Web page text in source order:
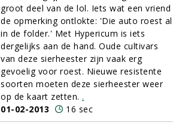
groot deel van de lol. Iets wat een vriend
de opmerking ontlokte: 'Die auto roest al
in de folder.' Met Hypericum is iets
dergelijks aan de hand. Oude cultivars
van deze sierheester zijn vaak erg
gevoelig voor roest. Nieuwe resistente
soorten moeten deze sierheester weer
op de kaart zetten. .
01-02-2013
16 sec